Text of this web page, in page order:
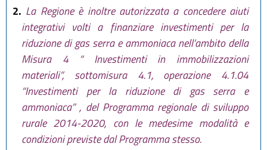
2. La Regione è inoltre autorizzata a concedere aiuti
integrativi volti a finanziare investimenti per la
riduzione di gas serra e ammoniaca nell’ambito della
Misura 4 “ Investimenti in immobilizzazioni
materiali”, sottomisura 4.1, operazione 4.1.04
“Investimenti per la riduzione di gas serra e
ammoniaca” , del Programma regionale di sviluppo
rurale 2014-2020, con le medesime modalità e
condizioni previste dal Programma stesso.